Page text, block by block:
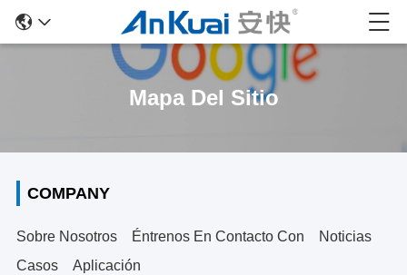
Mapa Del Sitio
COMPANY
Sobre Nosotros Éntrenos En Contacto Con
Noticias
Casos
Aplicación